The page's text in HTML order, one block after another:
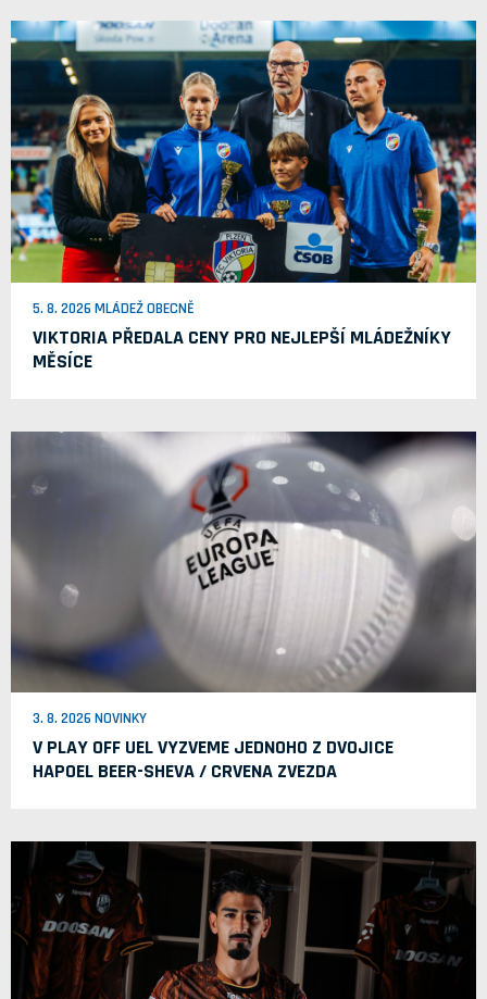
5. 8. 2026 MLÁDEŽ OBECNĚ
VIKTORIA PŘEDALA CENY PRO NEJLEPŠÍ MLÁDEŽNÍKY
MĚSÍCE
3. 8. 2026 NOVINKY
V PLAY OFF UEL VYZVEME JEDNOHO Z DVOJICE
HAPOEL BEER-SHEVA / CRVENA ZVEZDA